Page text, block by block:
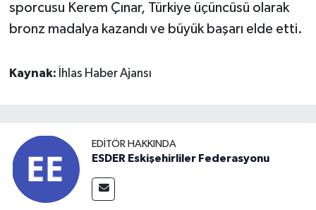
sporcusu Kerem Çınar, Türkiye üçüncüsü olarak
bronz madalya kazandı ve büyük başarı elde etti.
Kaynak: İhlas Haber Ajansı
EDITÖR HAKKINDA
ESDER Eskişehirliler Federasyonu